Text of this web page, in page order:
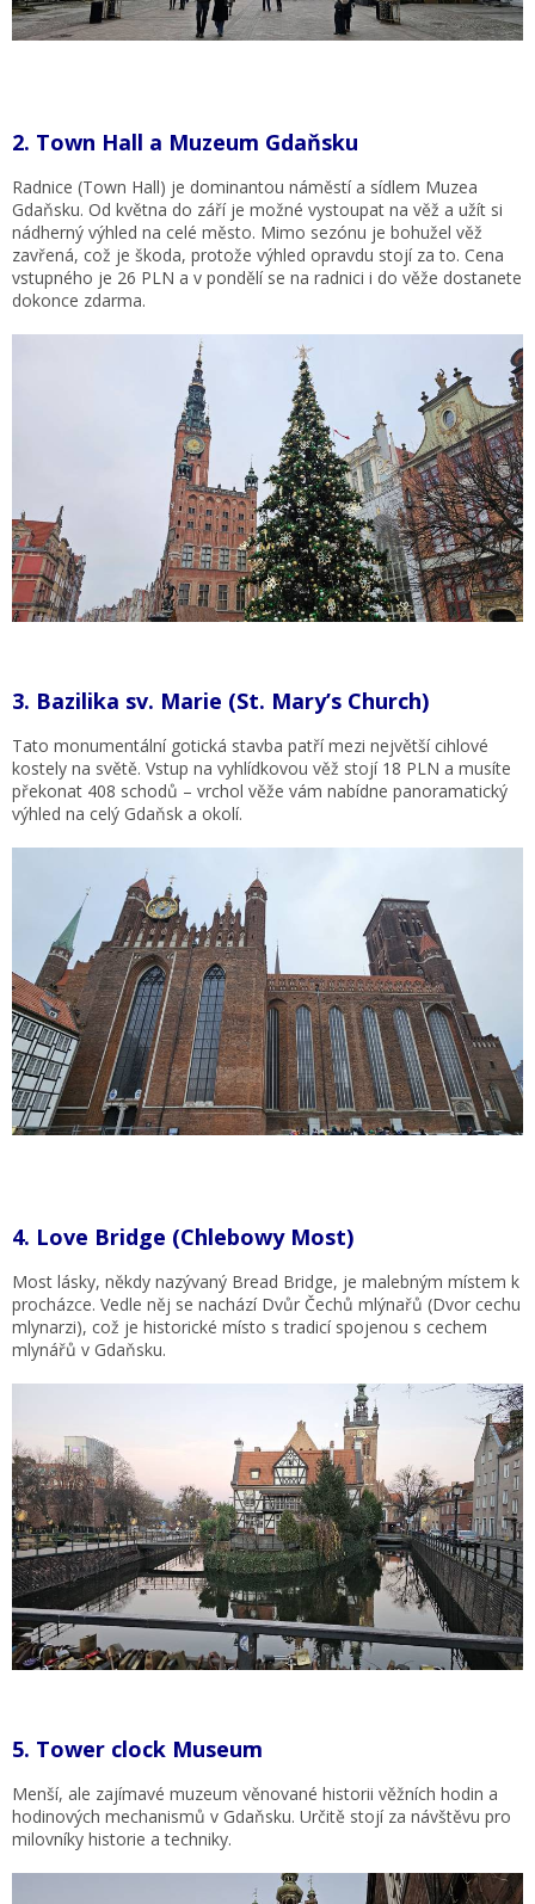
2. Town Hall a Muzeum Gdaňsku
Radnice (Town Hall) je dominantou náměstí a sídlem Muzea
Gdaňsku. Od května do září je možné vystoupat na věž a užít si
nádherný výhled na celé město. Mimo sezónu je bohužel věž
zavřená, což je škoda, protože výhled opravdu stojí za to. Cena
vstupného je 26 PLN a v pondělí se na radnici i do věže dostanete
dokonce zdarma.
3. Bazilika sv. Marie (St. Mary’s Church)
Tato monumentální gotická stavba patří mezi největší cihlové
kostely na světě. Vstup na vyhlídkovou věž stojí 18 PLN a musíte
překonat 408 schodů – vrchol věže vám nabídne panoramatický
výhled na celý Gdaňsk a okolí.
4. Love Bridge (Chlebowy Most)
Most lásky, někdy nazývaný Bread Bridge, je malebným místem k
procházce. Vedle něj se nachází Dvůr Čechů mlýnařů (Dvor cechu
mlynarzi), což je historické místo s tradicí spojenou s cechem
mlynářů v Gdaňsku.
5. Tower clock Museum
Menší, ale zajímavé muzeum věnované historii věžních hodin a
hodinových mechanismů v Gdaňsku. Určitě stojí za návštěvu pro
milovníky historie a techniky.